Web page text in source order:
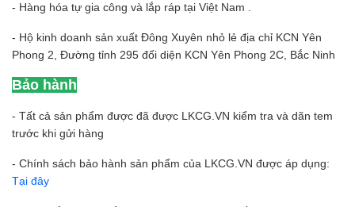
- Hàng hóa tự gia công và lắp ráp tại Việt Nam .
- Hộ kinh doanh sản xuất Đông Xuyên nhỏ lẻ địa chỉ KCN Yên
Phong 2, Đường tỉnh 295 đối diện KCN Yên Phong 2C, Bắc Ninh
Bảo hành
- Tất cả sản phẩm được đã được LKCG.VN kiểm tra và dãn tem
trước khi gửi hàng
- Chính sách bảo hành sản phẩm của LKCG.VN được áp dụng:
Tại đây